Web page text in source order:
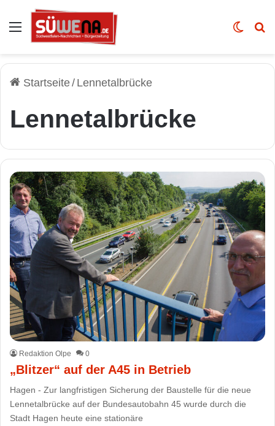
Auswahl Skin
Startseite/ Lennetalbrücke
Lennetalbrücke
Redaktion Olpe 0
„Blitzer“ auf der A45 in Betrieb
Hagen - Zur langfristigen Sicherung der Baustelle für die neue
Lennetalbrücke auf der Bundesautobahn 45 wurde durch die
Stadt Hagen heute eine stationäre